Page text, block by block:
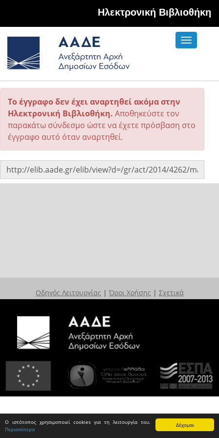
Δέχομαι
Ο ιστότοπος χρησιμοποιεί cookies για τη λειτουργία του.
Περισσότερα
Hλεκτρονική Βιβλιοθήκη
Toggle
Το έγγραφο δεν έχει αναρτηθεί ακόμα στην
Ηλεκτρονική Βιβλιοθήκη. Αποθηκεύστε τον
παρακάτω σύνδεσμο ώστε να έχετε πρόσβαση στο
έγγραφο αυτό όταν αναρτηθεί.
Οδηγός Λειτουργίας | Όροι Χρήσης | Σχετικά